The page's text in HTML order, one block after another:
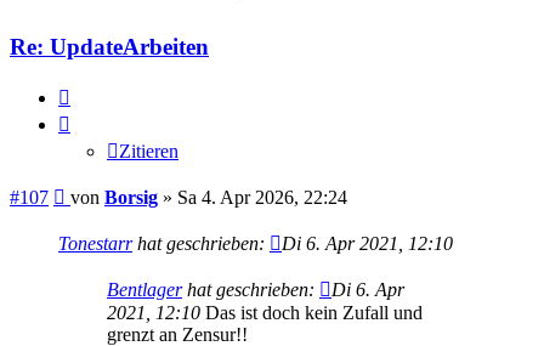
Re: UpdateArbeiten
Zitieren
#107 Beitrag
von Borsig » Sa 4. Apr 2026, 22:24
Tonestarrhat geschrieben: Di 6. Apr 2021, 12:10
Bentlagerhat geschrieben:
Di 6. Apr
2021, 12:10 Das ist doch kein Zufall und
grenzt an Zensur!!